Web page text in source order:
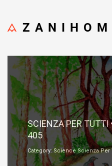
Febbraio 4, 2022
SCIENZA PER
405
Category: Science Scienza Per